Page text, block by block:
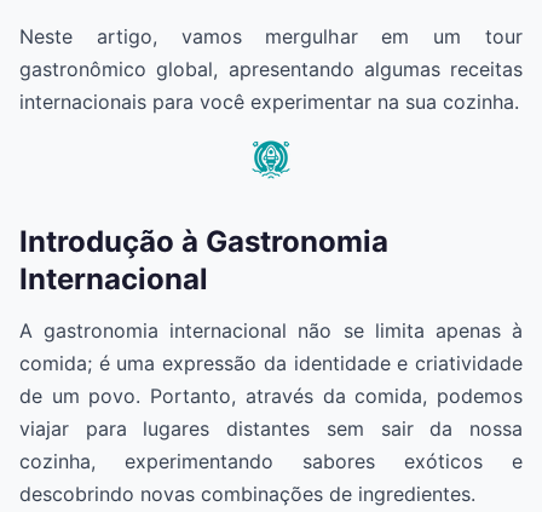
Neste artigo, vamos mergulhar em um tour
gastronômico global, apresentando algumas receitas
internacionais para você experimentar na sua cozinha.
Introdução à Gastronomia
Internacional
A gastronomia internacional não se limita apenas à
comida; é uma expressão da identidade e criatividade
de um povo. Portanto, através da comida, podemos
viajar para lugares distantes sem sair da nossa
cozinha, experimentando sabores exóticos e
descobrindo novas combinações de ingredientes.